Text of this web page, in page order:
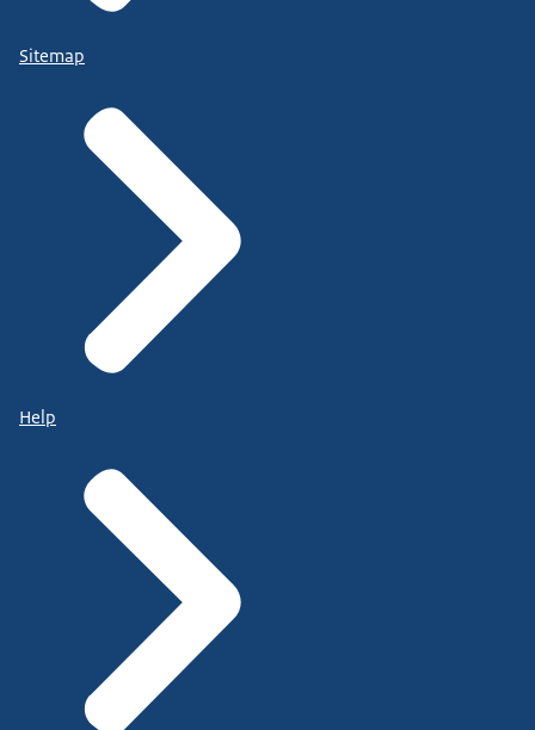
Sitemap
Help